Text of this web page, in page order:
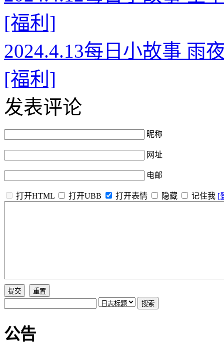
[福利]
2024.4.13每日小故事 雨
[福利]
发表评论
昵称
网址
电邮
打开HTML 打开UBB 打开表情 隐藏 记住我 [
公告